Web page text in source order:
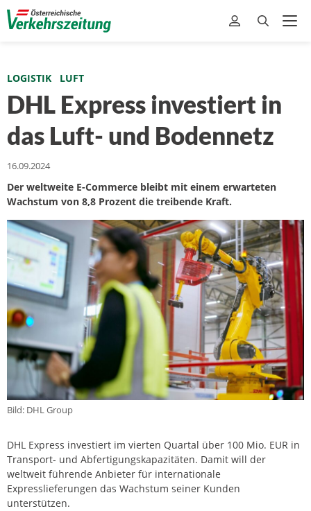
LOGISTIK LUFT
DHL Express investiert in
das Luft- und Bodennetz
16.09.2024
Der weltweite E-Commerce bleibt mit einem erwarteten
Wachstum von 8,8 Prozent die treibende Kraft.
Bild: DHL Group
DHL Express investiert im vierten Quartal über 100 Mio. EUR in
Transport- und Abfertigungskapazitäten. Damit will der
weltweit führende Anbieter für internationale
Expresslieferungen das Wachstum seiner Kunden
unterstützen.